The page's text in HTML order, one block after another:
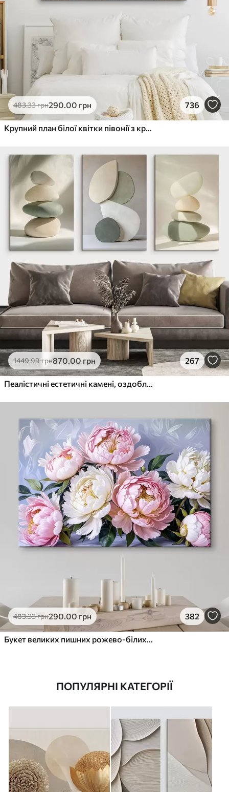
483.33грн290.00 грн 736
Крупний план білої квітки півонії з крапельками води на пелюстках на розмитому фоні
1449.99грн870.00 грн 267
Пеалістичні естетичні камені, оздоблення будинку, природне освітлення
483.33грн290.00 грн 382
Букет великих пишних рожево-білих квітів півонії із зеленим листям на м’якому розмитому фоні
ПОПУЛЯРНІ КАТЕГОРІЇ